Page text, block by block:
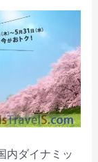
内ダイナミッ